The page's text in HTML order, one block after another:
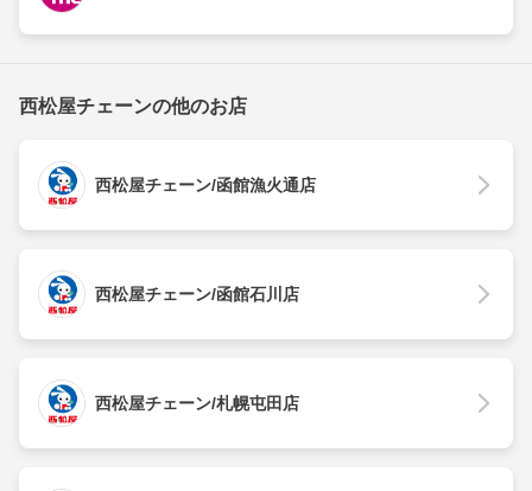
西松屋チェーンの他のお店
西松屋チェーン/函館漁火通店
西松屋チェーン/函館石川店
西松屋チェーン/札幌屯田店